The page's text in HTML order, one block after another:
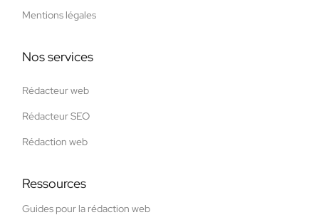
Mentions légales
Nos services
Rédacteur web
Rédacteur SEO
Rédaction web
Ressources
Guides pour la rédaction web